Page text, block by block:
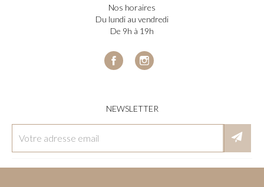
nos horaires
du lundi au vendredi
de 9h à 19h
Facebook
NEWSLETTER